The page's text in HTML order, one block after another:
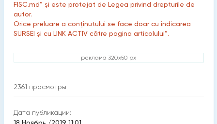
FISC.md” și este protejat de Legea privind drepturile de
autor.
Orice preluare a conținutului se face doar cu indicarea
SURSEI și cu LINK ACTIV către pagina articolului”.
реклама 320x50 px
2361 просмотры
Дата публикации: